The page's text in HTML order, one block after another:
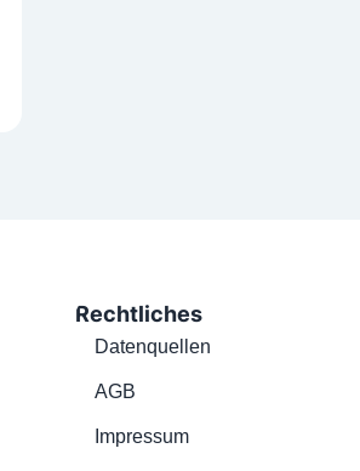
Rechtliches
Datenquellen
AGB
Impressum